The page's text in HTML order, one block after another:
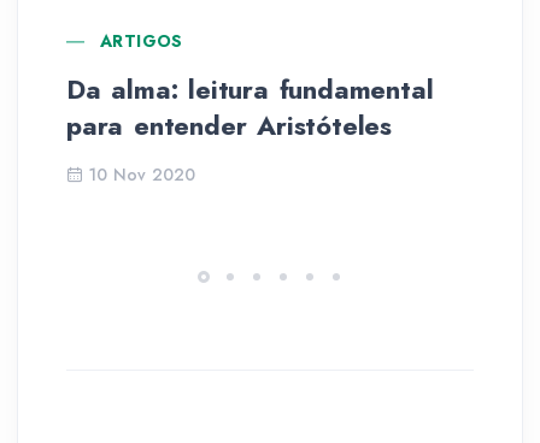
ARTIGOS
Da alma: leitura fundamental
para entender Aristóteles
10 Nov 2020